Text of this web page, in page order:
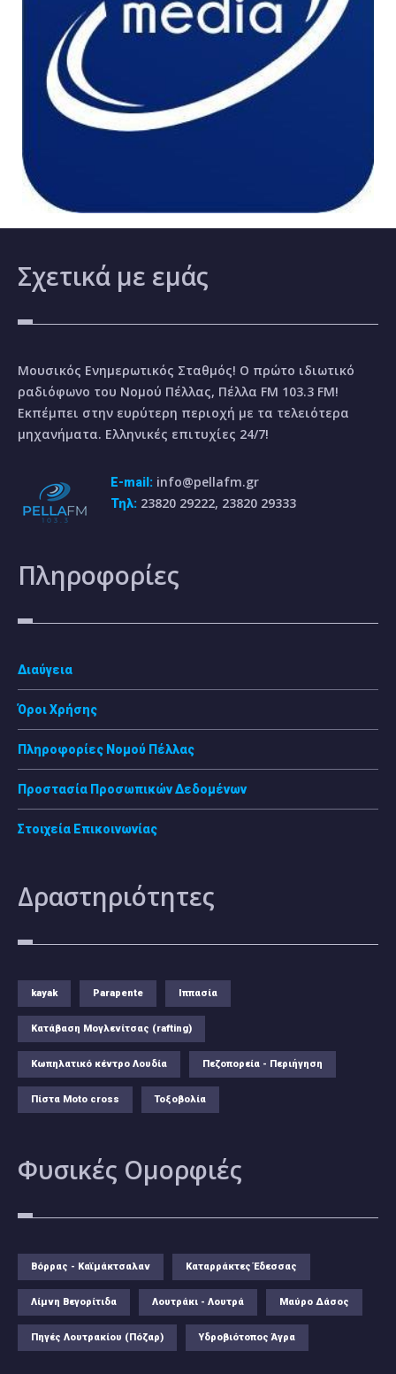
Σχετικά με εμάς
Μουσικός Ενημερωτικός Σταθμός! Ο πρώτο ιδιωτικό
ραδιόφωνο του Νομού Πέλλας, Πέλλα FM 103.3 FM!
Εκπέμπει στην ευρύτερη περιοχή με τα τελειότερα
μηχανήματα. Ελληνικές επιτυχίες 24/7!
E-mail: info@pellafm.gr
Τηλ: 23820 29222, 23820 29333
Πληροφορίες
Διαύγεια
Όροι Χρήσης
Πληροφορίες Νομού Πέλλας
Προστασία Προσωπικών Δεδομένων
Στοιχεία Επικοινωνίας
Δραστηριότητες
kayak Parapente Ιππασία
Κατάβαση Μογλενίτσας (rafting)
Κωπηλατικό κέντρο Λουδία Πεζοπορεία - Περιήγηση
Πίστα Moto cross Τοξοβολία
Φυσικές Ομορφιές
Βόρρας - Καϊμάκτσαλαν Καταρράκτες Έδεσσας
Λίμνη Βεγορίτιδα Λουτράκι - Λουτρά Μαύρο Δάσος
Πηγές Λουτρακίου (Πόζαρ) Υδροβιότοπος Άγρα